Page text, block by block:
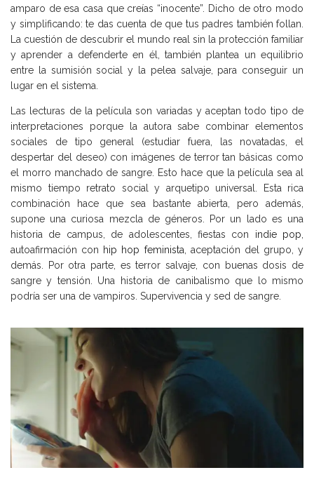
amparo de esa casa que creías “inocente”. Dicho de otro modo
y simplificando: te das cuenta de que tus padres también follan.
La cuestión de descubrir el mundo real sin la protección familiar
y aprender a defenderte en él, también plantea un equilibrio
entre la sumisión social y la pelea salvaje, para conseguir un
lugar en el sistema.
Las lecturas de la película son variadas y aceptan todo tipo de
interpretaciones porque la autora sabe combinar elementos
sociales de tipo general (estudiar fuera, las novatadas, el
despertar del deseo) con imágenes de terror tan básicas como
el morro manchado de sangre. Esto hace que la película sea al
mismo tiempo retrato social y arquetipo universal. Esta rica
combinación hace que sea bastante abierta, pero además,
supone una curiosa mezcla de géneros. Por un lado es una
historia de campus, de adolescentes, fiestas con indie pop
autoafirmación con hip hop feminista , aceptación del grupo, y
demás. Por otra parte, es terror salvaje, con buenas dosis de
sangre y tensión. Una historia de canibalismo que lo mismo
podría ser una de vampiros. Supervivencia y sed de sangre.